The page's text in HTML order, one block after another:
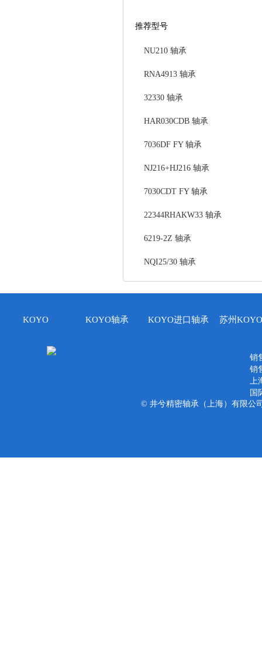
推荐型号
NU210 轴承
RNA4913 轴承
32330 轴承
HAR030CDB 轴承
7036DF FY 轴承
NJ216+HJ216 轴承
7030CDT FY 轴承
22344RHAKW33 轴承
6219-2Z 轴承
NQI25/30 轴承
KOYO KOYO轴承 KOYO进口轴承 苏州
销
销
上
国
© 井兮精密轴承（上海）有限公